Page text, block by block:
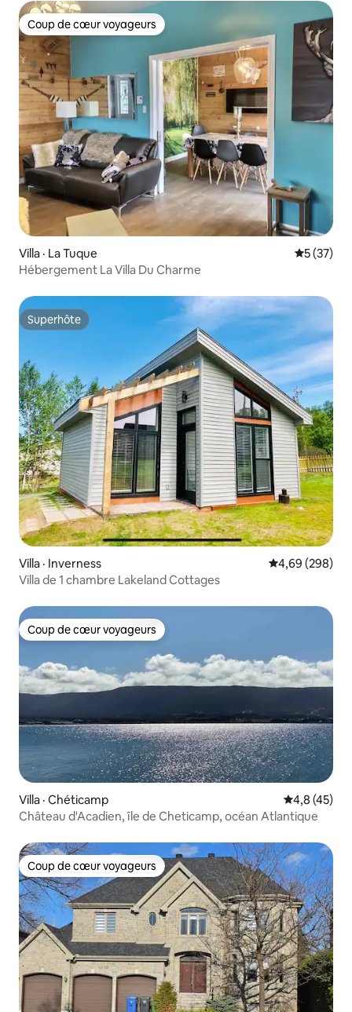
Coup de cœur voyageurs
Coup de cœur voyageurs
Villa · La Tuque Note
5 (37)
Hébergement La Villa Du Charme
Superhôte
Superhôte
Villa · Inverness Note
4,69 (298)
Villa de 1 chambre Lakeland Cottages
Coup de cœur voyageurs
Coup de cœur voyageurs
Villa · Chéticamp Note
4,8 (45)
Château d'Acadien, île de Cheticamp, océan Atlantique
Coup de cœur voyageurs
Coup de cœur voyageurs